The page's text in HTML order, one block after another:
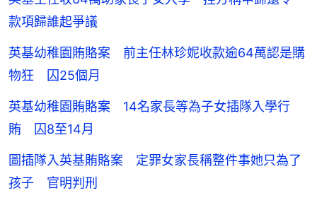
款項歸誰起爭議
英基幼稚園賄賂案 前主任林珍妮收款逾64萬認是購
物狂 囚25個月
英基幼稚園賄賂案 14名家長等為子女插隊入學行
賄 囚8至14月
圖插隊入英基賄賂案 定罪女家長稱整件事她只為了
孩子 官明判刑